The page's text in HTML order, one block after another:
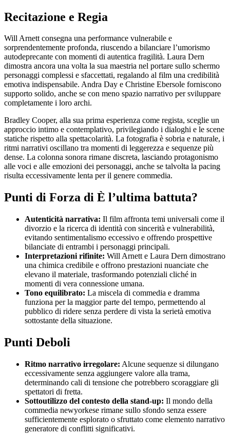
Recitazione e Regia
Will Arnett consegna una performance vulnerabile e
sorprendentemente profonda, riuscendo a bilanciare l’umorismo
autodeprecante con momenti di autentica fragilità. Laura Dern
dimostra ancora una volta la sua maestria nel portare sullo schermo
personaggi complessi e sfaccettati, regalando al film una credibilità
emotiva indispensabile. Andra Day e Christine Ebersole forniscono
supporto solido, anche se con meno spazio narrativo per sviluppare
completamente i loro archi.
Bradley Cooper, alla sua prima esperienza come regista, sceglie un
approccio intimo e contemplativo, privilegiando i dialoghi e le scene
statiche rispetto alla spettacolarità. La fotografia è sobria e naturale, i
ritmi narrativi oscillano tra momenti di leggerezza e sequenze più
dense. La colonna sonora rimane discreta, lasciando protagonismo
alle voci e alle emozioni dei personaggi, anche se talvolta la pacing
risulta eccessivamente lenta per il genere commedia.
Punti di Forza di È l’ultima battuta?
Autenticità narrativa: Il film affronta temi universali come il
divorzio e la ricerca di identità con sincerità e vulnerabilità,
evitando sentimentalismo eccessivo e offrendo prospettive
bilanciate di entrambi i personaggi principali.
Interpretazioni rifinite: Will Arnett e Laura Dern dimostrano
una chimica credibile e offrono prestazioni nuanciate che
elevano il materiale, trasformando potenziali cliché in
momenti di vera connessione umana.
Tono equilibrato: La miscela di commedia e dramma
funziona per la maggior parte del tempo, permettendo al
pubblico di ridere senza perdere di vista la serietà emotiva
sottostante della situazione.
Punti Deboli
Ritmo narrativo irregolare: Alcune sequenze si dilungano
eccessivamente senza aggiungere valore alla trama,
determinando cali di tensione che potrebbero scoraggiare gli
spettatori di fretta.
Sottoutilizzo del contesto della stand-up: Il mondo della
commedia newyorkese rimane sullo sfondo senza essere
sufficientemente esplorato o sfruttato come elemento narrativo
generatore di conflitti significativi.